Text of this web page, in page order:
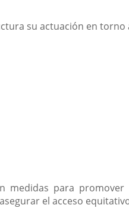
su actuación en torno
medidas para
el acceso